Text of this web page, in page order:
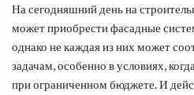
На сегодняшний день на
может приобрести фасадные
однако не каждая из них может
задачам, особенно в условиях,
при ограниченном бюджете. И